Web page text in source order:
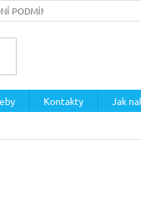
PODMÍNKY PODMÍNKY
Kontakty Jak